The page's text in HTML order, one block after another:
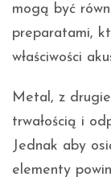
mogą być
preparatami,
właściwości
Metal, z
trwałością i
Jednak aby
elementy